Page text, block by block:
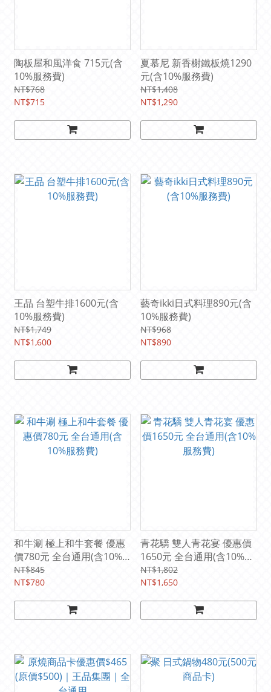
陶板屋和風洋食 715元(含
10%服務費)
NT$768
NT$715
夏慕尼 新香榭鐵板燒1290
元(含10%服務費)
NT$1,408
NT$1,290
王品 台塑牛排1600元(含
10%服務費)
NT$1,749
NT$1,600
藝奇ikki日式料理890元(含
10%服務費)
NT$968
NT$890
和牛涮 極上和牛套餐 優惠
價780元 全台通用(含10%
服務費)
NT$845
NT$780
青花驕 雙人青花宴 優惠價
1650元 全台通用(含10%服
務費)
NT$1,802
NT$1,650